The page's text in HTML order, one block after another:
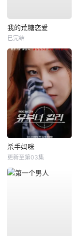
我的荒糖恋爱
已完结
杀手妈咪
更新至第03集